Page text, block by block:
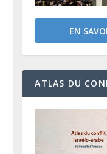
EN
ATLAS DU